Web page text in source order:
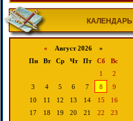
КАЛЕНДАРЬ
« Август 2026 »
Пн
Вт Ср Чт Пт Сб
Вс
1
2
3
4 5 6 7 8
9
10
11 12 13 14 15
16
17
18 19 20 21 22
23